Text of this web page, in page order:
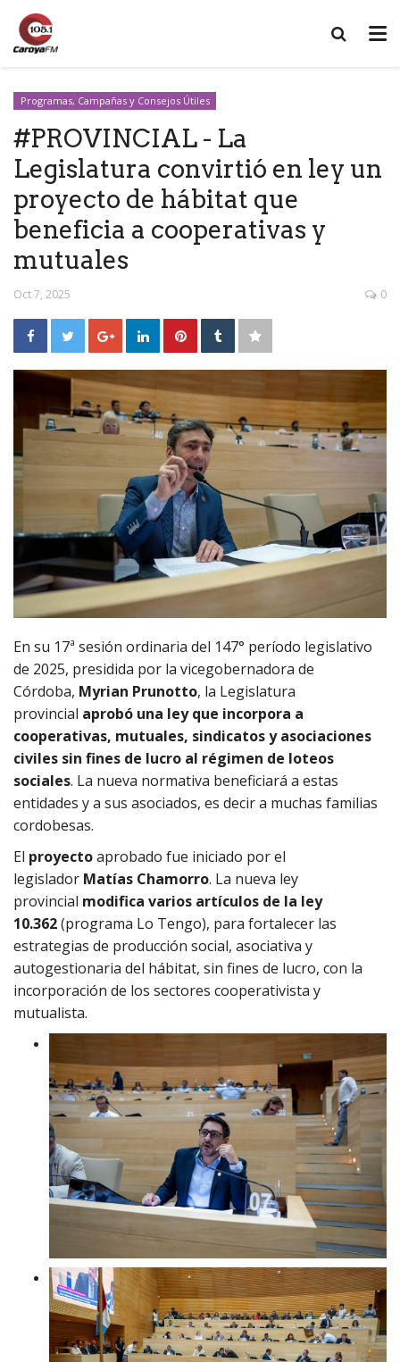
Programas, Campañas y Consejos Útiles
#PROVINCIAL - La
Legislatura convirtió en ley un
proyecto de hábitat que
beneficia a cooperativas y
mutuales
Oct 7, 2025 0
En su 17ª sesión ordinaria del 147° período legislativo
de 2025, presidida por la vicegobernadora de
Córdoba, Myrian Prunotto, la Legislatura
provincial aprobó una leyque incorpora a
cooperativas, mutuales, sindicatos y asociaciones
civiles sin fines de lucro al régimen de loteos
sociales. La nueva normativa beneficiará a estas
entidades y a sus asociados, es decir a muchas familias
cordobesas.
El proyectoaprobado fue iniciado por el
legislador Matías Chamorro. La nueva ley
provincial modifica varios artículos de la ley
10.362(programa Lo Tengo), para fortalecer las
estrategias de producción social, asociativa y
autogestionaria del hábitat, sin fines de lucro, con la
incorporación de los sectores cooperativista y
mutualista.